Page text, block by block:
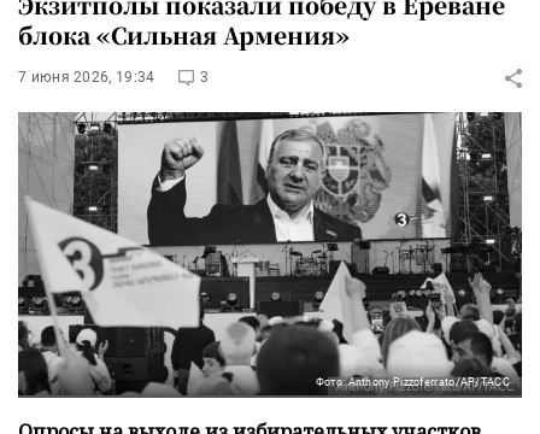
блока «Сильная Армения»
7 июня 2026, 19:34 3
Фото: Anthony Pizzoferrato/AP/ТАСС